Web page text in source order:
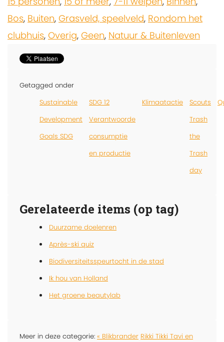
Bos, Buiten, Grasveld, speelveld, Rondom het
clubhuis, Overig, Geen, Natuur & Buitenleven
Getagged onder
Sustainable
Development
Goals SDG
SDG 12
Verantwoorde
consumptie
en productie
Klimaatactie
Scouts
Trash
the
Trash
day
Gerelateerde items (op tag)
Duurzame doelenren
Après-ski quiz
Biodiversiteitsspeurtocht in de stad
Ik hou van Holland
Het groene beautylab
Meer in deze categorie: « Blikbrander Rikki Tikki Tavi en